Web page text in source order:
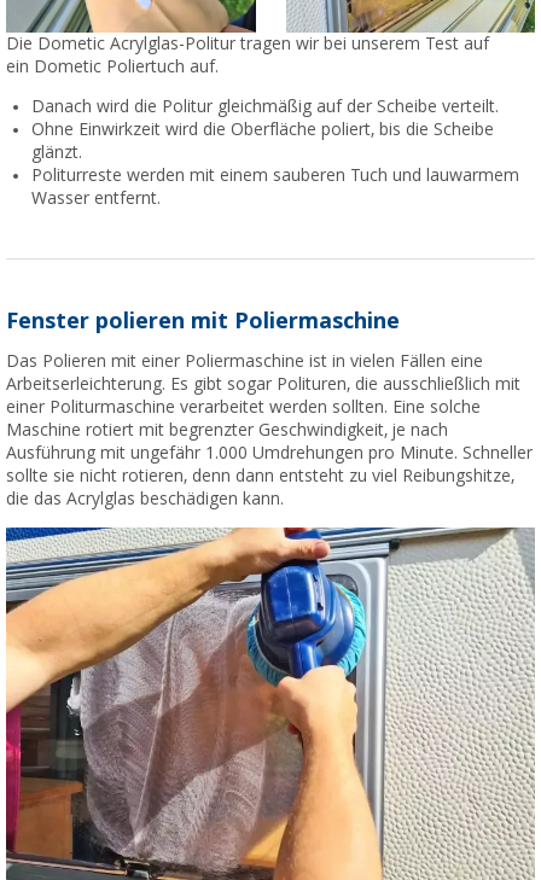
Die Dometic Acrylglas-Politur tragen wir bei unserem Test auf
ein Dometic Poliertuch auf.
Danach wird die Politur gleichmäßig auf der Scheibe verteilt.
Ohne Einwirkzeit wird die Oberfläche poliert, bis die Scheibe
glänzt.
Politurreste werden mit einem sauberen Tuch und lauwarmem
Wasser entfernt.
Fenster polieren mit Poliermaschine
Das Polieren mit einer Poliermaschine ist in vielen Fällen eine
Arbeitserleichterung. Es gibt sogar Polituren, die ausschließlich mit
einer Politurmaschine verarbeitet werden sollten. Eine solche
Maschine rotiert mit begrenzter Geschwindigkeit, je nach
Ausführung mit ungefähr 1.000 Umdrehungen pro Minute. Schneller
sollte sie nicht rotieren, denn dann entsteht zu viel Reibungshitze,
die das Acrylglas beschädigen kann.